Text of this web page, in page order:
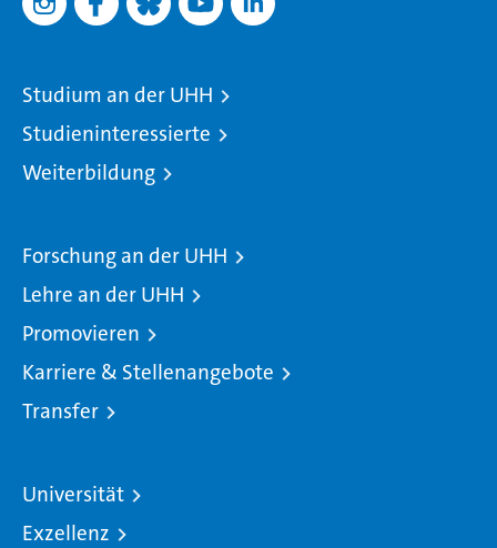
Studium an der UHH
Studieninteressierte
Weiterbildung
Forschung an der UHH
Lehre an der UHH
Promovieren
Karriere & Stellenangebote
Transfer
Universität
Exzellenz